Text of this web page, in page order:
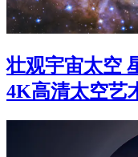
壮观宇宙太空
4K高清太空艺